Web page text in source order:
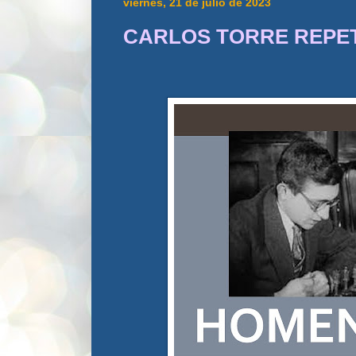
CARLOS TORRE